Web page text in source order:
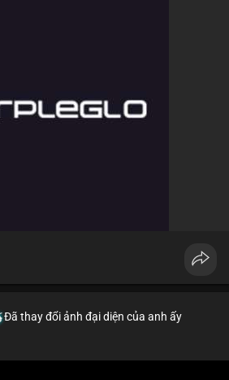
Đã thay đổi ảnh đại diện của anh ấy